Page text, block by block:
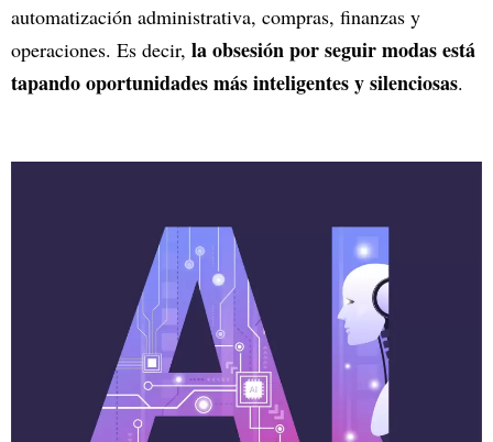
automatización administrativa, compras, finanzas y
operaciones. Es decir, la obsesión por seguir modas está
tapando oportunidades más inteligentes y silenciosas.